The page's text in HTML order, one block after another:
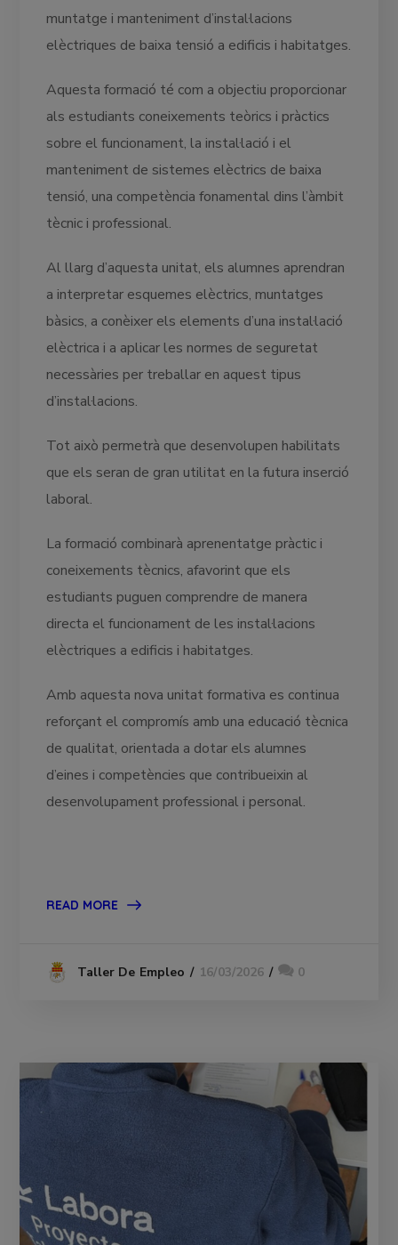
muntatge i manteniment d’instal·lacions
elèctriques de baixa tensió a edificis i habitatges.
Aquesta formació té com a objectiu proporcionar
als estudiants coneixements teòrics i pràctics
sobre el funcionament, la instal·lació i el
manteniment de sistemes elèctrics de baixa
tensió, una competència fonamental dins l’àmbit
tècnic i professional.
Al llarg d’aquesta unitat, els alumnes aprendran
a interpretar esquemes elèctrics, muntatges
bàsics, a conèixer els elements d’una instal·lació
elèctrica i a aplicar les normes de seguretat
necessàries per treballar en aquest tipus
d’instal·lacions.
Tot això permetrà que desenvolupen habilitats
que els seran de gran utilitat en la futura inserció
laboral.
La formació combinarà aprenentatge pràctic i
coneixements tècnics, afavorint que els
estudiants puguen comprendre de manera
directa el funcionament de les instal·lacions
elèctriques a edificis i habitatges.
Amb aquesta nova unitat formativa es continua
reforçant el compromís amb una educació tècnica
de qualitat, orientada a dotar els alumnes
d’eines i competències que contribueixin al
desenvolupament professional i personal.
READ MORE
Taller De Empleo 16/03/2026 0